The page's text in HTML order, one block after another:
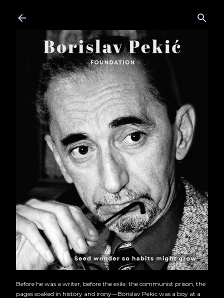
Before he was a writer, before the exile, the communist prison, the
pages soaked in history and irony—Borislav Pekic was a boy at a